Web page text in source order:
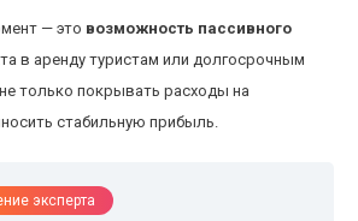
— это возможность пассивного
в аренду туристам или долгосрочным
только покрывать расходы на
стабильную прибыль.
эксперта